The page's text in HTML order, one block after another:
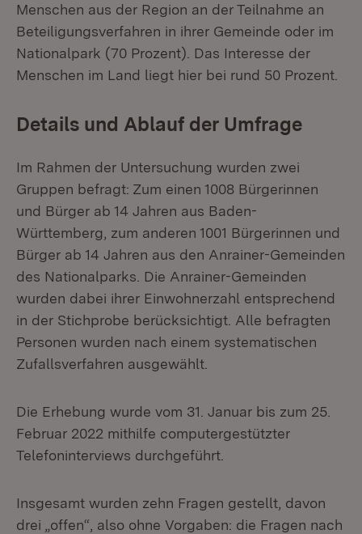
Menschen aus der Region an der Teilnahme an
Beteiligungsverfahren in ihrer Gemeinde oder im
Nationalpark (70 Prozent). Das Interesse der
Menschen im Land liegt hier bei rund 50 Prozent.
Details und Ablauf der Umfrage
Im Rahmen der Untersuchung wurden zwei
Gruppen befragt: Zum einen 1008 Bürgerinnen
und Bürger ab 14 Jahren aus Baden-
Württemberg, zum anderen 1001 Bürgerinnen und
Bürger ab 14 Jahren aus den Anrainer-Gemeinden
des Nationalparks. Die Anrainer-Gemeinden
wurden dabei ihrer Einwohnerzahl entsprechend
in der Stichprobe berücksichtigt. Alle befragten
Personen wurden nach einem systematischen
Zufallsverfahren ausgewählt.
Die Erhebung wurde vom 31. Januar bis zum 25.
Februar 2022 mithilfe computergestützter
Telefoninterviews durchgeführt.
Insgesamt wurden zehn Fragen gestellt, davon
drei „offen“, also ohne Vorgaben: die Fragen nach